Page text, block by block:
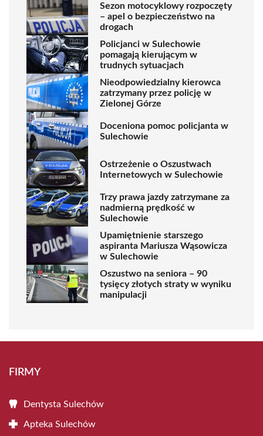
Sezon motocyklowy rozpoczęty
– apel o bezpieczeństwo na
drogach
Policjanci w Sulechowie
pomagają kierującym w
trudnych sytuacjach
Nieodpowiedzialny kierowca
zatrzymany przez policję w
Zielonej Górze
Doceniona pomoc policjanta w
Sulechowie
Ostrzeżenie o Oszustwach
Internetowych w Sulechowie
Trzy prawa jazdy zatrzymane za
nadmierną prędkość w
Sulechowie
Upamiętnienie starszego
aspiranta Mariusza Wąsowicza
w Sulechowie
Oszustwo na seniora – 90
tysięcy złotych straty w wyniku
manipulacji
FIRMY
Dentysta Sulechów
Apteka Sulechów